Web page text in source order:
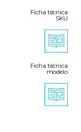
Ficha técnica
SKU
Ficha técnica
modelo